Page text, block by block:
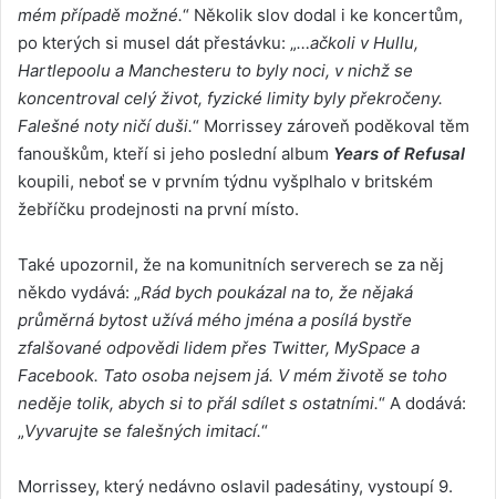
mém případě možné.“ Několik slov dodal i ke koncertům,
po kterých si musel dát přestávku: „…ačkoli v Hullu,
Hartlepoolu a Manchesteru to byly noci, v nichž se
koncentroval celý život, fyzické limity byly překročeny.
Falešné noty ničí duši.“ Morrissey zároveň poděkoval těm
fanouškům, kteří si jeho poslední album Years of Refusal
koupili, neboť se v prvním týdnu vyšplhalo v britském
žebříčku prodejnosti na první místo.
Také upozornil, že na komunitních serverech se za něj
někdo vydává: „Rád bych poukázal na to, že nějaká
průměrná bytost užívá mého jména a posílá bystře
zfalšované odpovědi lidem přes Twitter, MySpace a
Facebook. Tato osoba nejsem já. V mém životě se toho
neděje tolik, abych si to přál sdílet s ostatními.“ A dodává:
„Vyvarujte se falešných imitací.“
Morrissey, který nedávno oslavil padesátiny, vystoupí 9.